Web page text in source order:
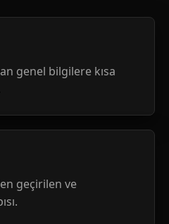
genel bilgilere kısa
geçirilen ve